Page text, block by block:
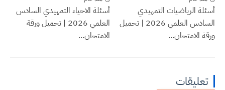
أسئلة الرياضيات التمهيدي
السادس العلمي 2026 | تحميل
ورقة الامتحان...
أسئلة الاحياء التمهيدي السادس
العلمي 2026 | تحميل ورقة
الامتحان...
تعليقات